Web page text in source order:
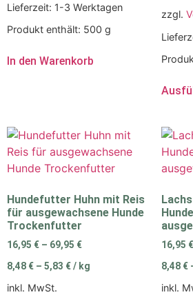
Lieferzeit: 1-3 Werktagen
Produkt enthält: 500 g
In den Warenkorb
zzgl.
Hundefutter Huhn mit Reis
für ausgewachsene Hunde
Trockenfutter
16,95 € – 69,95 €
8,48 € – 5,83 €/ kg
inkl. MwSt.
16,95 €
8,48 €
inkl.